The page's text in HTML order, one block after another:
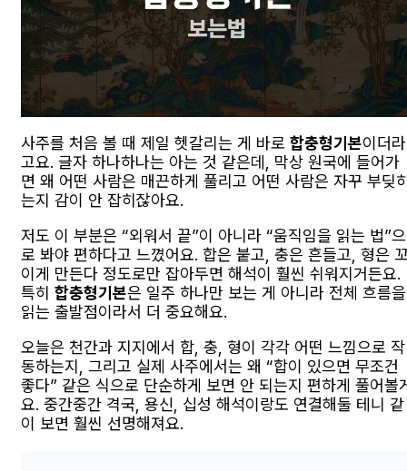
사주를 처음 볼 때 제일 헷갈리는 게 바로 합충형기본이더라
고요. 글자 하나하나는 아는 것 같은데, 막상 원국에 들어가
면 왜 어떤 사람은 매끈하게 풀리고 어떤 사람은 자꾸 부딪
는지 감이 안 잡히잖아요.
저도 이 부분은 “외워서 끝”이 아니라 “움직임을 읽는 법”으
로 봐야 편하다고 느꼈어요. 합은 붙고, 충은 흔들고, 형은
이게 만든다 정도로만 잡아두면 해석이 훨씬 쉬워지거든요.
특히 합충형기본은 일주 하나만 보는 게 아니라 전체 흐름을
읽는 출발점이라서 더 중요해요.
오늘은 천간과 지지에서 합, 충, 형이 각각 어떤 느낌으로 작
동하는지, 그리고 실제 사주에서는 왜 “합이 있으면 무조건
좋다” 같은 식으로 단순하게 보면 안 되는지 편하게 풀어볼
요. 중간중간 격국, 용신, 십성 해석이랑도 연결해둘 테니 같
이 보면 훨씬 선명해져요.